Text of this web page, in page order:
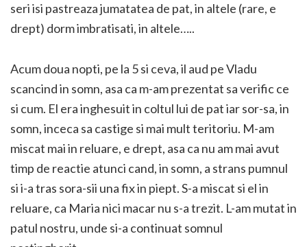
seri isi pastreaza jumatatea de pat, in altele (rare, e
drept) dorm imbratisati, in altele…..
Acum doua nopti, pe la 5 si ceva, il aud pe Vladu
scancind in somn, asa ca m-am prezentat sa verific ce
si cum. El era inghesuit in coltul lui de pat iar sor-sa, in
somn, inceca sa castige si mai mult teritoriu. M-am
miscat mai in reluare, e drept, asa ca nu am mai avut
timp de reactie atunci cand, in somn, a strans pumnul
si i-a tras sora-sii una fix in piept. S-a miscat si el in
reluare, ca Maria nici macar nu s-a trezit. L-am mutat in
patul nostru, unde si-a continuat somnul